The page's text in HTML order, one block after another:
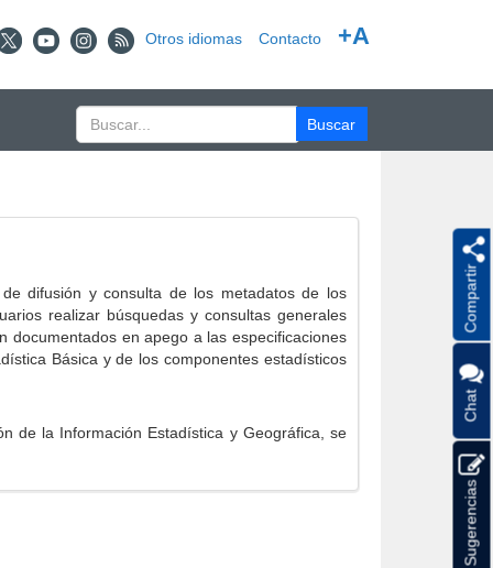
Otros idiomas Contacto +A
difusión y consulta de los metadatos de los
realizar búsquedas y consultas generales
documentados en apego a las especificaciones
Básica y de los componentes estadísticos
de la Información Estadística y Geográfica, se
Compartir
Chat
Sugerencias